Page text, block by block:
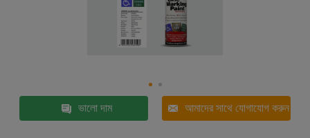
ভালো দাম আমাদের সাথে যোগাযোগ করুন